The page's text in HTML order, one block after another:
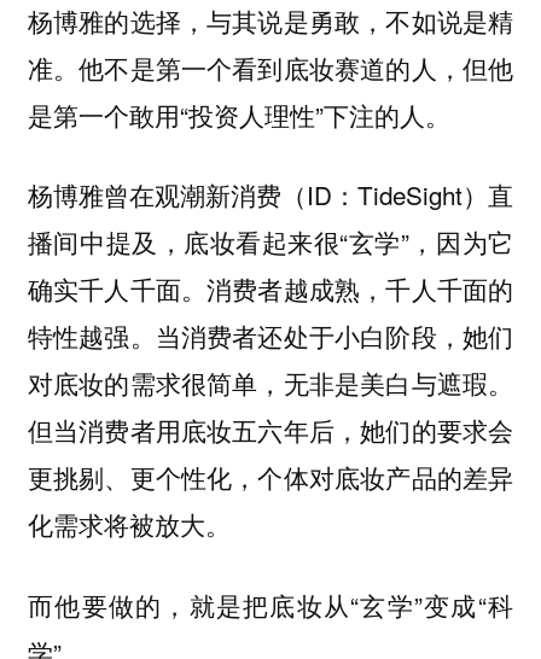
杨博雅的选择，与其说是勇敢，不如说是精
准。他不是第一个看到底妆赛道的人，但他
是第一个敢用“投资人理性”下注的人。
杨博雅曾在观潮新消费（ID：TideSight）直
播间中提及，底妆看起来很“玄学”，因为它
确实千人千面。消费者越成熟，千人千面的
特性越强。当消费者还处于小白阶段，她们
对底妆的需求很简单，无非是美白与遮瑕。
但当消费者用底妆五六年后，她们的要求会
更挑剔、更个性化，个体对底妆产品的差异
化需求将被放大。
而他要做的，就是把底妆从“玄学”变成“科
学”。